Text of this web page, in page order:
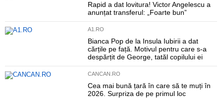
Rapid a dat lovitura! Victor Angelescu a
anunțat transferul: „Foarte bun”
A1.RO
Bianca Pop de la Insula Iubirii a dat
cărțile pe față. Motivul pentru care s-a
despărțit de George, tatăl copilului ei
CANCAN.RO
Cea mai bună țară în care să te muți în
2026. Surpriza de pe primul loc